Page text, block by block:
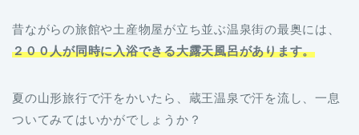
昔ながらの旅館や土産物屋が立ち並ぶ温泉街の最奥には、
２００人が同時に入浴できる大露天風呂があります。
夏の山形旅行で汗をかいたら、蔵王温泉で汗を流し、一息
ついてみてはいかがでしょうか？